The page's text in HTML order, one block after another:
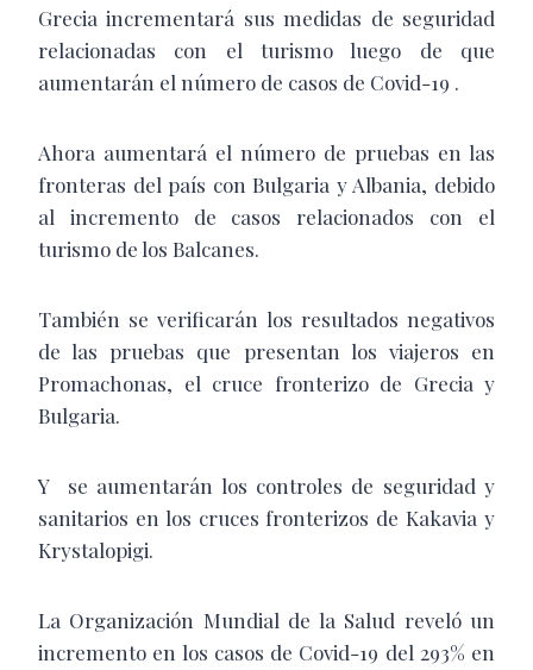
Grecia incrementará sus medidas de seguridad
relacionadas con el turismo luego de que
aumentarán el número de casos de Covid-19 .
Ahora aumentará el número de pruebas en las
fronteras del país con Bulgaria y Albania, debido
al incremento de casos relacionados con el
turismo de los Balcanes.
También se verificarán los resultados negativos
de las pruebas que presentan los viajeros en
Promachonas, el cruce fronterizo de Grecia y
Bulgaria.
Y se aumentarán los controles de seguridad y
sanitarios en los cruces fronterizos de Kakavia y
Krystalopigi.
La Organización Mundial de la Salud reveló un
incremento en los casos de Covid-19 del 293% en